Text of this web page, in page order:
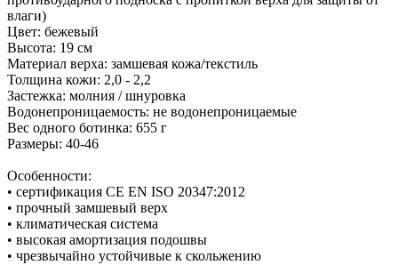
влаги)
Цвет: бежевый
Высота: 19 см
Материал верха: замшевая кожа/текстиль
Толщина кожи: 2,0 - 2,2
Застежка: молния / шнуровка
Водонепроницаемость: не водонепроницаемые
Вес одного ботинка: 655 г
Размеры: 40-46
Особенности:
• сертификация CE EN ISO 20347:2012
• прочный замшевый верх
• климатическая система
• высокая амортизация подошвы
• чрезвычайно устойчивые к скольжению